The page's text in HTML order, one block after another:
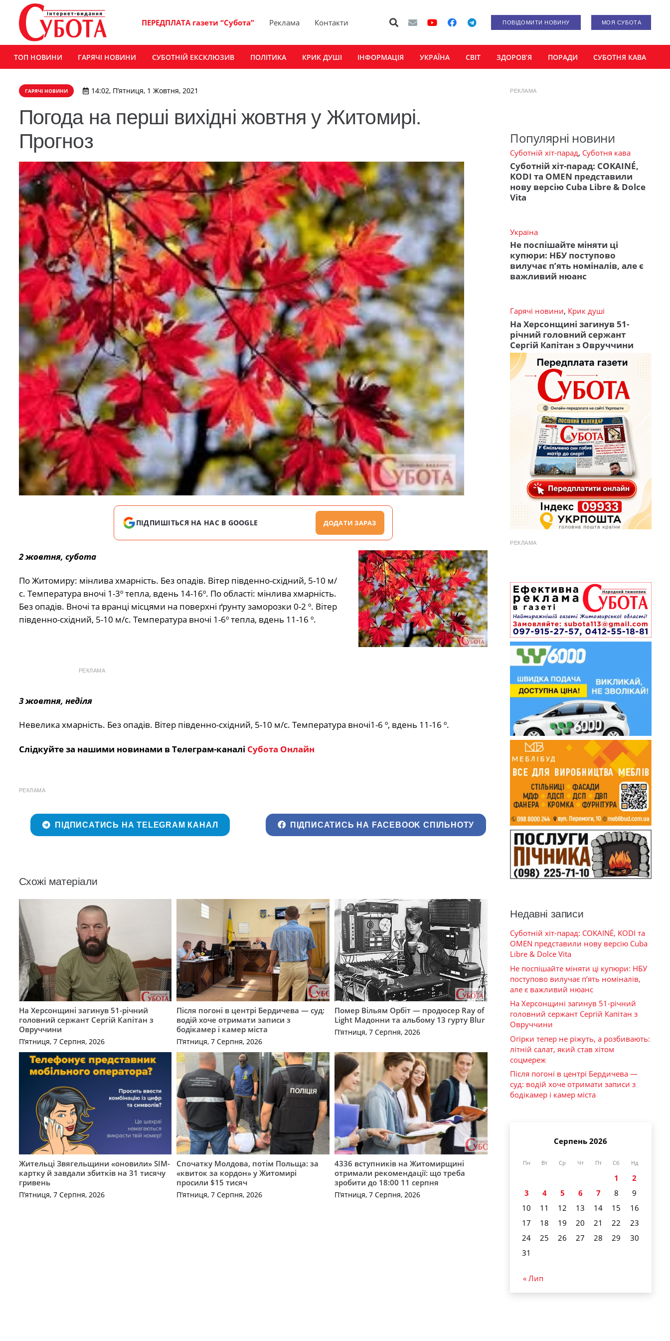
ПЕРЕДПЛАТА газети “Субота” Реклама Контакти ПОВІДОМИТИ НОВИНУ МОЯ СУБОТА
ТОП НОВИНИ ГАРЯЧІ НОВИНИ СУБОТНІЙ ЕКСКЛЮЗИВ ПОЛІТИКА КРИК ДУШІ ІНФОРМАЦІЯ УКРАЇНА СВІТ ЗДОРОВ’Я ПОРАДИ СУБОТНЯ КАВА
ГАРЯЧІ НОВИНИ 14:02, П’ятниця, 1 Жовтня, 2021
Погода на перші вихідні жовтня у Житомирі.
Прогноз
ПІДПИШІТЬСЯ НА НАС В GOOGLE ДОДАТИ ЗАРАЗ
2 жовтня, субота
По Житомиру: мінлива хмарність. Без опадів. Вітер південно-східний, 5-10 м/
с. Температура вночі 1-3º тепла, вдень 14-16º. По області: мінлива хмарність.
Без опадів. Вночі та вранці місцями на поверхні ґрунту заморозки 0-2 º. Вітер
південно-східний, 5-10 м/с. Температура вночі 1-6º тепла, вдень 11-16 º.
РЕКЛАМА
3 жовтня, неділя
Невелика хмарність. Без опадів. Вітер південно-східний, 5-10 м/с. Температура вночі1-6 º, вдень 11-16 º.
Слідкуйте за нашими новинами в Телеграм-каналі Субота Онлайн
РЕКЛАМА
ПІДПИСАТИСЬ НА TELEGRAM КАНАЛ ПІДПИСАТИСЬ НА FACEBOOK СПІЛЬНОТУ
Схожі матеріали
На Херсонщині загинув 51-річний
головний сержант Сергій Капітан з
Овруччини
П’ятниця, 7 Серпня, 2026
Після погоні в центрі Бердичева — суд:
водій хоче отримати записи з
бодікамер і камер міста
П’ятниця, 7 Серпня, 2026
Помер Вільям Орбіт — продюсер Ray of
Light Мадонни та альбому 13 гурту Blur
П’ятниця, 7 Серпня, 2026
Жительці Звягельщини «оновили» SIM-
картку й завдали збитків на 31 тисячу
гривень
П’ятниця, 7 Серпня, 2026
Спочатку Молдова, потім Польща: за
«квиток за кордон» у Житомирі
просили $15 тисяч
П’ятниця, 7 Серпня, 2026
4336 вступників на Житомирщині
отримали рекомендації: що треба
зробити до 18:00 11 серпня
П’ятниця, 7 Серпня, 2026
РЕКЛАМА
Популярні новини
Суботній хіт-парад, Суботня кава
Суботній хіт-парад: COKAINÉ,
KODI та OMEN представили
нову версію Cuba Libre & Dolce
Vita
Україна
Не поспішайте міняти ці
купюри: НБУ поступово
вилучає п’ять номіналів, але є
важливий нюанс
Гарячі новини, Крик душі
На Херсонщині загинув 51-
річний головний сержант
Сергій Капітан з Овруччини
РЕКЛАМА
Недавні записи
Суботній хіт-парад: COKAINÉ, KODI та
OMEN представили нову версію Cuba
Libre & Dolce Vita
Не поспішайте міняти ці купюри: НБУ
поступово вилучає п’ять номіналів,
але є важливий нюанс
На Херсонщині загинув 51-річний
головний сержант Сергій Капітан з
Овруччини
Огірки тепер не ріжуть, а розбивають:
літній салат, який став хітом
соцмереж
Після погоні в центрі Бердичева —
суд: водій хоче отримати записи з
бодікамер і камер міста
Серпень 2026
Пн Вт Ср Чт Пт Сб Нд
1
2
3
4 5 6 7 8
9
10
11 12 13 14 15
16
17
18 19 20 21 22
23
24
25 26 27 28 29
30
31
« Лип